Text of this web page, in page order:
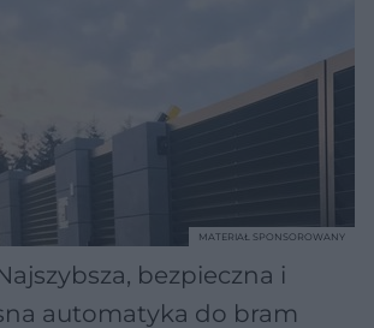
bezpieczna i
automatyka do bram
MATERIAŁ SPONSOROWANY